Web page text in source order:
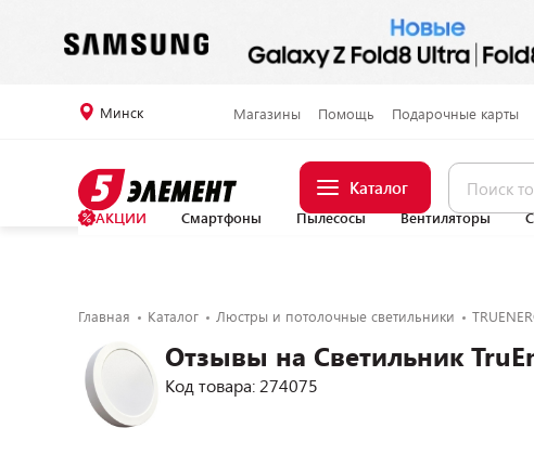
Минск Магазины Помощь Подарочные карты
Каталог
АКЦИИ Смартфоны Пылесосы Вентиляторы
Главная Каталог Люстры и потолочные светильники
Отзывы на Светильник
Код товара: 274075